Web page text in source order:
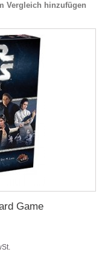
Vergleich hinzufügen
Game